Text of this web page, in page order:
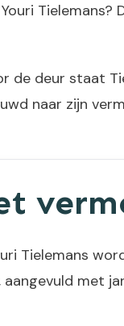
Tielemans?
de deur staat
naar zijn
Tielemans
met